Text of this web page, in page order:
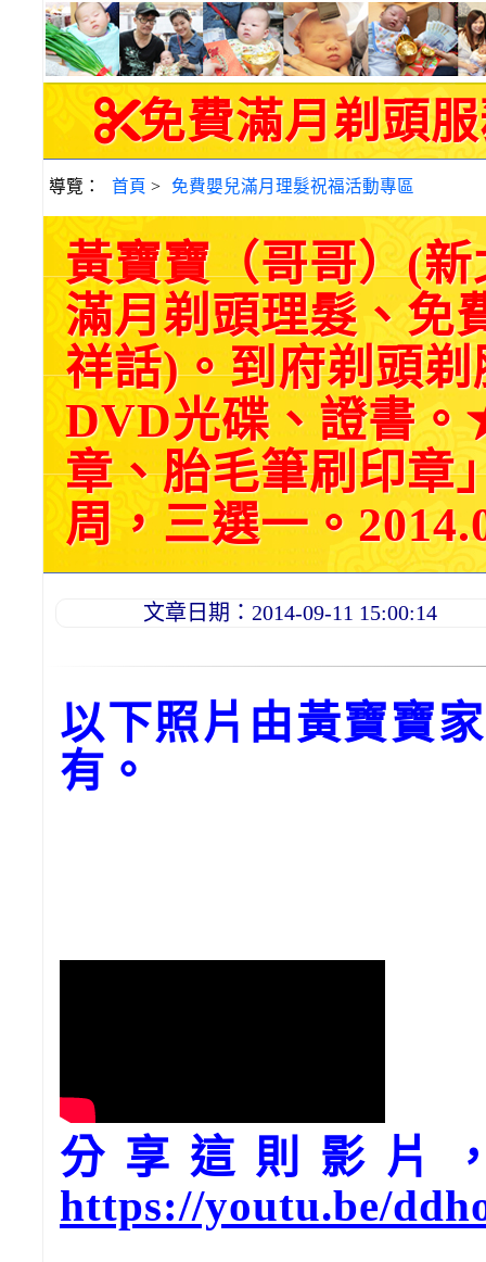
免費滿月剃頭服
導覽： 首頁 > 免費嬰兒滿月理髮祝福活動專區
黃寶寶（哥哥）(
滿月剃頭理髮、免
祥話)。到府剃頭
DVD光碟、證書
章、胎毛筆刷印章
周，三選一。
文章日期：2014-09-11 15:00:14
以下照片由黃寶寶
有。
分享這則影片
https://youtu.be/